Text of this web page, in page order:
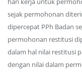
sejak permohonan
dipercepat PPh Badan
permohonan restitusi
dalam hal nilai restitusi
dengan nilai dalam